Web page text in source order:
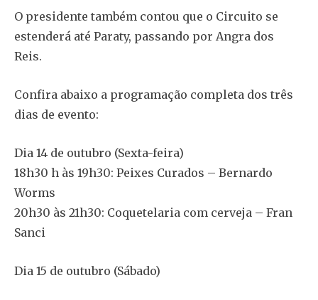
O presidente também contou que o Circuito se
estenderá até Paraty, passando por Angra dos
Reis.
Confira abaixo a programação completa dos três
dias de evento:
Dia 14 de outubro (Sexta-feira)
18h30 h às 19h30: Peixes Curados – Bernardo
Worms
20h30 às 21h30: Coquetelaria com cerveja – Fran
Sanci
Dia 15 de outubro (Sábado)